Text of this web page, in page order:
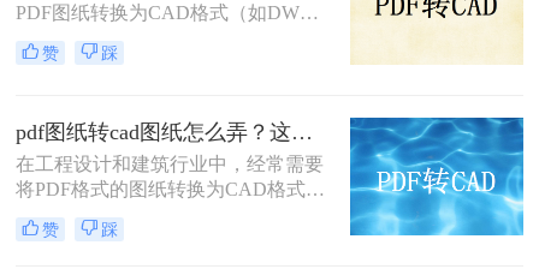
PDF图纸转换为CAD格式（如DWG
或DXF）是一项常见的需求。这不仅
便于进一步编辑和修改，还能更好地
PDF转CAD的方法。
赞 踩
pdf图纸转cad图纸怎么弄？这三种方法不容错过！
在工程设计和建筑行业中，经常需要
将PDF格式的图纸转换为CAD格式，
以便进行进一步的编辑和修改。那么
pdf图纸转cad图纸怎么弄呢？本文将
赞 踩